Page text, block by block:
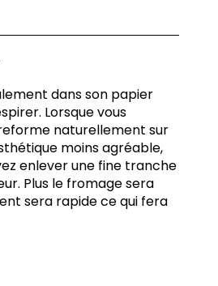
dans son papier
Lorsque vous
naturellement sur
moins agréable,
enlever une fine tranche
Plus le fromage sera
sera rapide ce qui fera